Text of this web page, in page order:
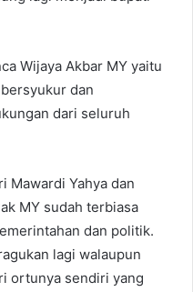
Wijaya Akbar MY yaitu
dan
dari seluruh
Mawardi Yahya dan
MY sudah terbiasa
dan politik.
lagi walaupun
ortunya sendiri yang